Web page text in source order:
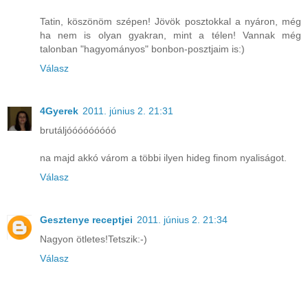
Tatin, köszönöm szépen! Jövök posztokkal a nyáron, még
ha nem is olyan gyakran, mint a télen! Vannak még
talonban "hagyományos" bonbon-posztjaim is:)
Válasz
4Gyerek 2011. június 2. 21:31
brutáljóóóóóóóóó
na majd akkó várom a többi ilyen hideg finom nyaliságot.
Válasz
Gesztenye receptjei 2011. június 2. 21:34
Nagyon ötletes!Tetszik:-)
Válasz